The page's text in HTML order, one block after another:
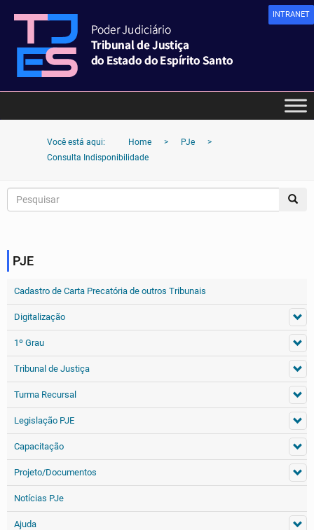
INTRANET
Você está aqui: Home > PJe
>
Consulta Indisponibilidade
PJE
Cadastro de Carta Precatória de outros Tribunais
Digitalização
1º Grau
Tribunal de Justiça
Turma Recursal
Legislação PJE
Capacitação
Projeto/Documentos
Notícias PJe
Ajuda